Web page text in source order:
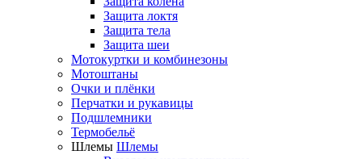
Защита локтя
Защита тела
Защита шеи
Мотокуртки и комбинезоны
Мотоштаны
Очки и плёнки
Перчатки и рукавицы
Подшлемники
Термобельё
Шлемы Шлемы